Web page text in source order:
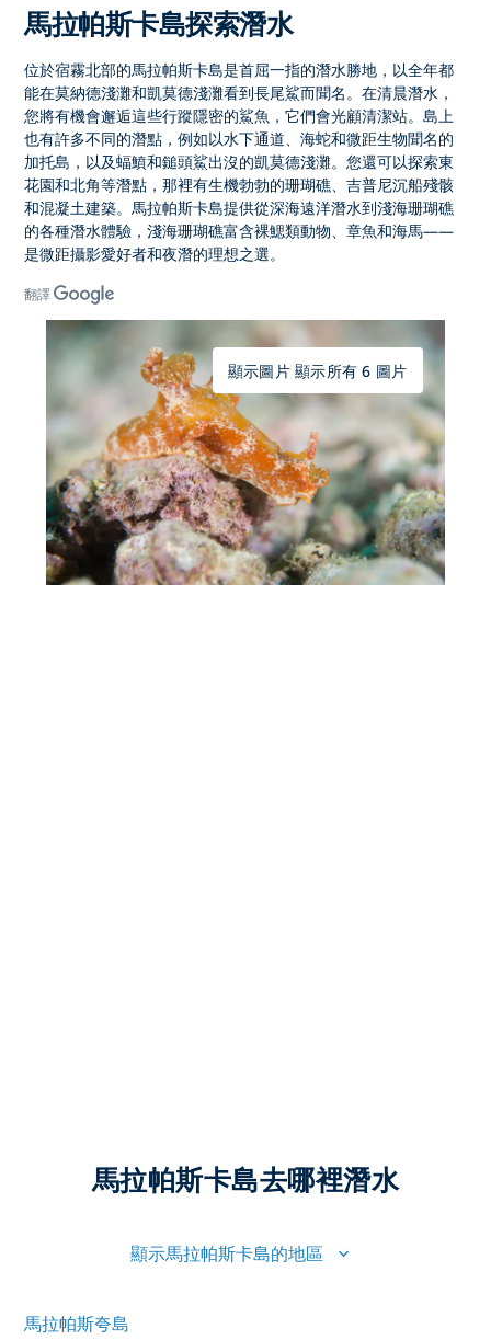
馬拉帕斯卡島探索潛水
位於宿霧北部的馬拉帕斯卡島是首屈一指的潛水勝地，以全年都
能在莫納德淺灘和凱莫德淺灘看到長尾鯊而聞名。在清晨潛水，
您將有機會邂逅這些行蹤隱密的鯊魚，它們會光顧清潔站。島上
也有許多不同的潛點，例如以水下通道、海蛇和微距生物聞名的
加托島，以及蝠鱝和鎚頭鯊出沒的凱莫德淺灘。您還可以探索東
花園和北角等潛點，那裡有生機勃勃的珊瑚礁、吉普尼沉船殘骸
和混凝土建築。馬拉帕斯卡島提供從深海遠洋潛水到淺海珊瑚礁
的各種潛水體驗，淺海珊瑚礁富含裸鰓類動物、章魚和海馬——
是微距攝影愛好者和夜潛的理想之選。
翻譯
顯示圖片 顯示所有 6 圖片
馬拉帕斯卡島去哪裡潛水
顯示馬拉帕斯卡島的地區
馬拉帕斯夸島